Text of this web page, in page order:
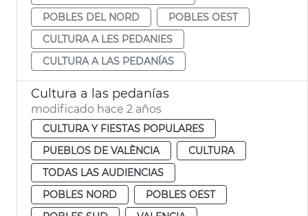
POBLES DEL NORD
POBLES OEST
CULTURA A LES PEDANIES
CULTURA A LAS PEDANÍAS
Cultura a las pedanías
modificado hace 2 años
CULTURA Y FIESTAS POPULARES
PUEBLOS DE VALÈNCIA
CULTURA
TODAS LAS AUDIENCIAS
POBLES NORD
POBLES OEST